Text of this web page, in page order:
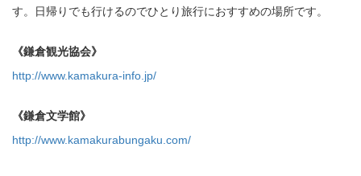
す。日帰りでも行けるのでひとり旅行におすすめの場所です。
《鎌倉観光協会》
http://www.kamakura-info.jp/
《鎌倉文学館》
http://www.kamakurabungaku.com/